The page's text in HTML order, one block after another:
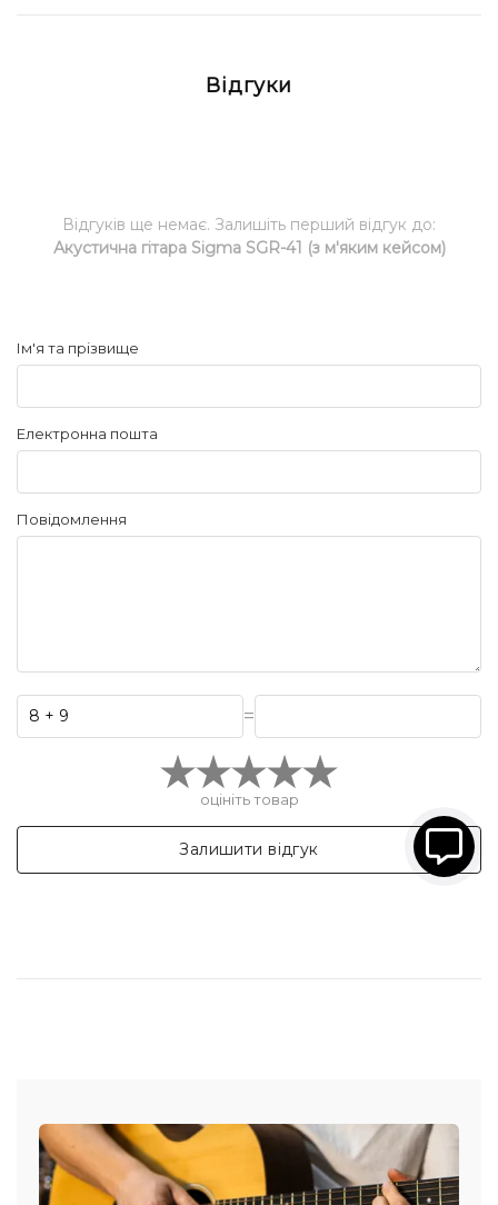
Відгуки
Відгуків ще немає. Залишіть перший відгук до:
Акустична гітара Sigma SGR-41 (з м'яким кейсом)
Ім'я та прізвище
Електронна пошта
Повідомлення
=
оцініть товар
Залишити відгук